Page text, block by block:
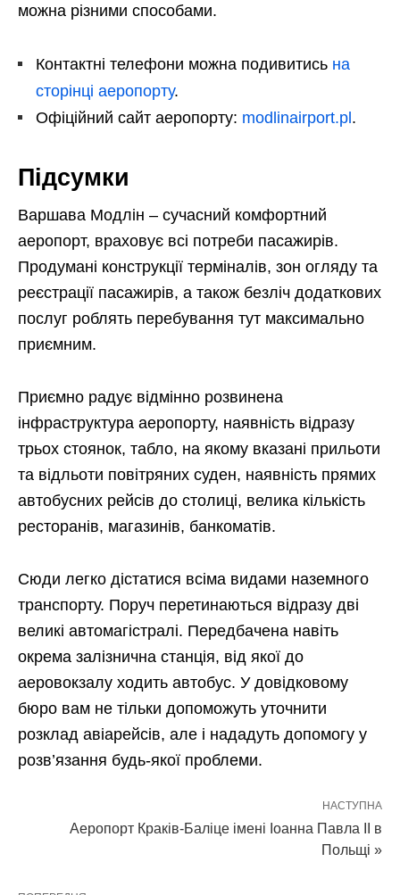
можна різними способами.
Контактні телефони можна подивитись на
сторінці аеропорту.
Офіційний сайт аеропорту: modlinairport.pl.
Підсумки
Варшава Модлін – сучасний комфортний
аеропорт, враховує всі потреби пасажирів.
Продумані конструкції терміналів, зон огляду та
реєстрації пасажирів, а також безліч додаткових
послуг роблять перебування тут максимально
приємним.
Приємно радує відмінно розвинена
інфраструктура аеропорту, наявність відразу
трьох стоянок, табло, на якому вказані прильоти
та відльоти повітряних суден, наявність прямих
автобусних рейсів до столиці, велика кількість
ресторанів, магазинів, банкоматів.
Сюди легко дістатися всіма видами наземного
транспорту. Поруч перетинаються відразу дві
великі автомагістралі. Передбачена навіть
окрема залізнична станція, від якої до
аеровокзалу ходить автобус. У довідковому
бюро вам не тільки допоможуть уточнити
розклад авіарейсів, але і нададуть допомогу у
розв’язання будь-якої проблеми.
НАСТУПНА
Аеропорт Краків-Баліце імені Іоанна Павла II в
Польщі »